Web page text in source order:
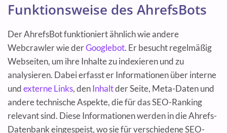
Funktionsweise des AhrefsBots
Der AhrefsBot funktioniert ähnlich wie andere
Webcrawler wie derGooglebot. Er besucht regelmäßig
Webseiten, um ihre Inhalte zu indexieren und zu
analysieren. Dabei erfasst er Informationen über interne
undexterne Links, denInhaltder Seite, Meta-Daten und
andere technische Aspekte, die für das SEO-Ranking
relevant sind. Diese Informationen werden in die Ahrefs-
Datenbank eingespeist, wo sie für verschiedene SEO-